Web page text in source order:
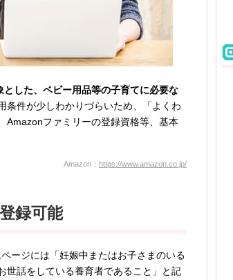
とした、ベビー用品等の子育てに必要な
条件が少しわかりづらいため、「よくわ
Amazonファミリーの登録資格等、基本
Amazon： https://www.amazon.co.jp/
録可能
ージには「妊娠中またはお子さまのいる
世話をしている養育者であること」と記